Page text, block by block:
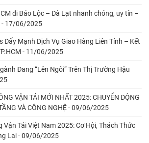
đi Bảo Lộc – Đà Lạt nhanh chóng, uy tín –
- 17/06/2025
Đẩy Mạnh Dịch Vụ Giao Hàng Liên Tỉnh – Kết
- 11/06/2025
Đang “Lên Ngôi” Trên Thị Trường Hậu
VẬN TẢI MỚI NHẤT 2025: CHUYỂN ĐỘNG
VÀ CÔNG NGHỆ - 09/06/2025
Vận Tải Việt Nam 2025: Cơ Hội, Thách Thức
Lai - 09/06/2025